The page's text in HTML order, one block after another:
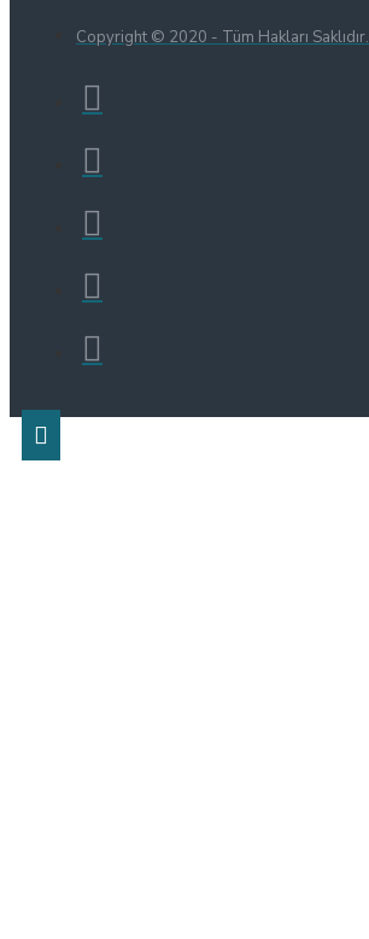
Copyright © 2020 - Tüm Hakları Saklıdır.